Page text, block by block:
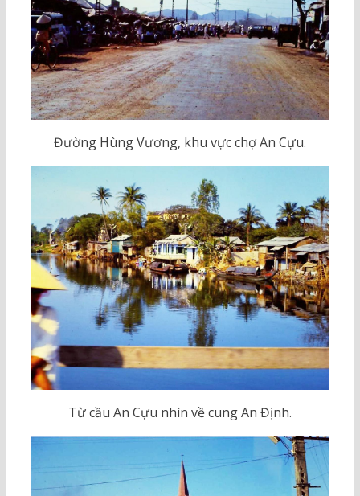
Đường Hùng Vương, khu vực chợ An Cựu.
Từ cầu An Cựu nhìn về cung An Định.